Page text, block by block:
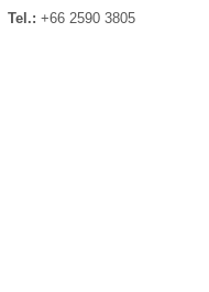
Tel.: +66 2590 3805